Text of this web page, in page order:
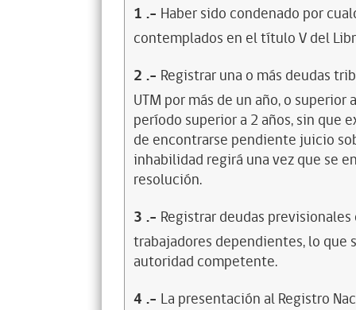
1 .- Haber sido condenado por
contemplados en el título V del
2 .- Registrar una o más deudas
UTM por más de un año, o
período superior a 2 años, sin que
de encontrarse pendiente juicio
inhabilidad regirá una vez que se
resolución.
3 .- Registrar deudas
trabajadores dependientes, lo
autoridad competente.
4 .- La presentación al Registro